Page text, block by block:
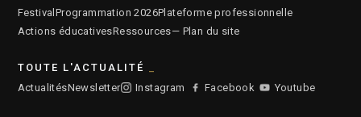
Festival Programmation 2026Plateforme professionnelle
Actions éducativesRessources— Plan du site
TOUTE L'ACTUALITÉ
ActualitésNewsletter Instagram Facebook Youtube